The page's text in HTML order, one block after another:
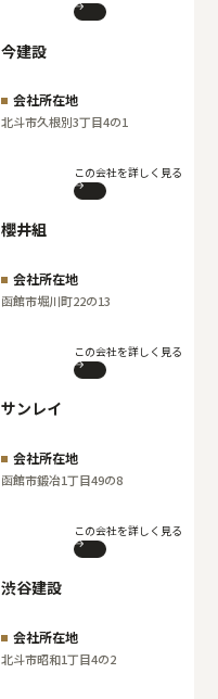
今建設
会社所在地
北斗市久根別3丁目4の1
この会社を詳しく見る
櫻井組
会社所在地
函館市堀川町22の13
この会社を詳しく見る
サンレイ
会社所在地
函館市鍛冶1丁目49の8
この会社を詳しく見る
渋谷建設
会社所在地
北斗市昭和1丁目4の2